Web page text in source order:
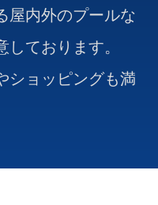
屋内外のプールな
ております。
ショッピングも満